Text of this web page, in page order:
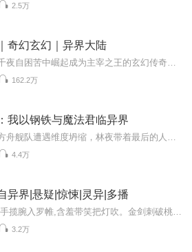
2.5万
奇幻玄幻｜异界大陆
162.2万
我以钢铁与魔法君临异界
4.4万
异界|悬疑|惊悚|灵异|多播
3.2万